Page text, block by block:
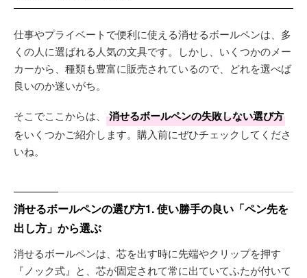
仕事やプライベートで便利に使える消せるボールペンは、多
くの人に選ばれる人気の文具です。しかし、いくつかのメー
カーから、種類も豊富に販売されているので、どれを選べば
良いのか迷いがち。
そこでここからは、 消せるボールペンの失敗しない選び方
をいくつかご紹介します。購入前にぜひチェックしてくださ
いね。
消せるボールペンの選び方1. 使い勝手の良い「ペン先を
出し方」から選ぶ
消せるボールペンは、芯を出す時に先端やクリップを押す
『ノック式』と、芯が固定されて常に出ていてふたが付いて